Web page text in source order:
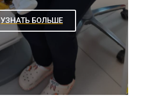
УЗНАТЬ БОЛЬШЕ